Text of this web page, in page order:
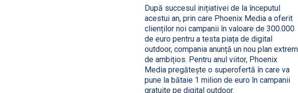
După succesul inițiativei de la începutul
acestui an, prin care Phoenix Media a oferit
clienților noi campanii în valoare de 300.000
de euro pentru a testa piața de digital
outdoor, compania anunță un nou plan extrem
de ambițios. Pentru anul viitor, Phoenix
Media pregătește o superofertă în care va
pune la bătaie 1 milion de euro în campanii
gratuite pe digital outdoor.